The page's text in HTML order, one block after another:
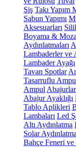
Şiş Takı Yapım
Sabun Yapımı
Aksesuarları
Boyama &
Aydınlatmaları
Lambaderler ve
Lambader Ayağı
Tavan Spotlar
Tasarruflu
Ampul
Abajur Ayaklığı
Tablo Aplikleri
Lambaları Led
Altı Aydınlatma
Solar Aydınlatma
Bahçe Feneri ve